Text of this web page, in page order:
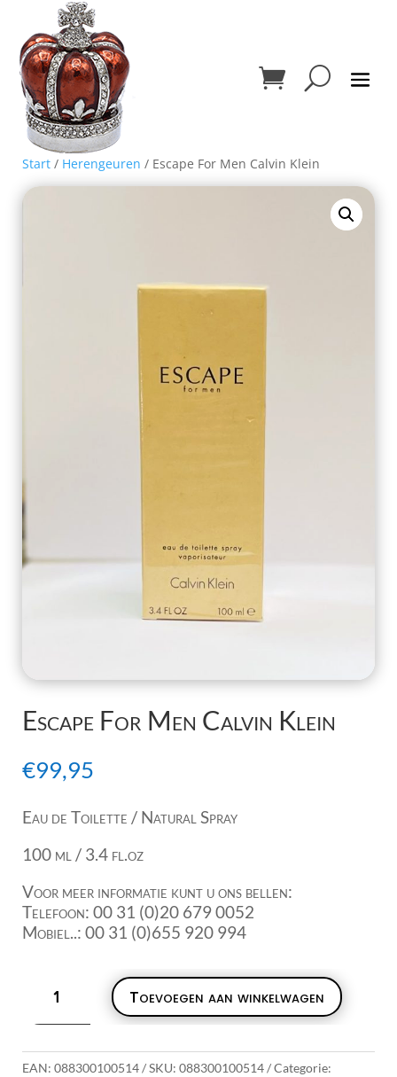
Start / Herengeuren / Escape For Men Calvin Klein
Escape For Men Calvin Klein
€99,95
Eau de Toilette / Natural Spray
100 ml / 3.4 fl.oz
Voor meer informatie kunt u ons bellen:
Telefoon: 00 31 (0)20 679 0052
Mobiel..: 00 31 (0)655 920 994
Toevoegen aan winkelwagen
EAN: 088300100514 SKU: 088300100514
Categorie: